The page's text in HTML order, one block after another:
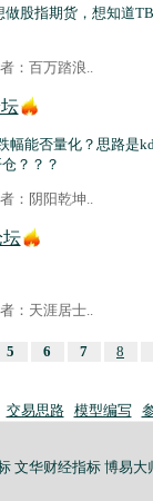
股指期货，想知道
： 百万踏浪..
能否量化？思路是
？？？
： 阴阳乾坤..
： 天涯居士..
5 6 7 8
交易思路 模型编写
文华财经指标 博易大